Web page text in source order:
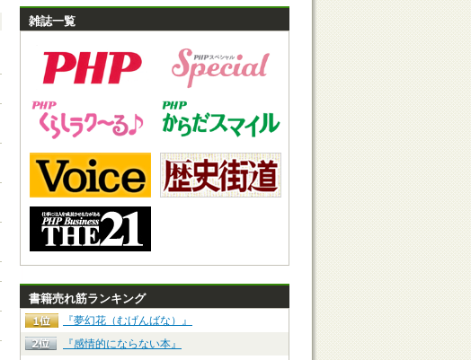
雑誌一覧
書籍売れ筋ランキング
『夢幻花（むげんばな）』
『感情的にならない本』